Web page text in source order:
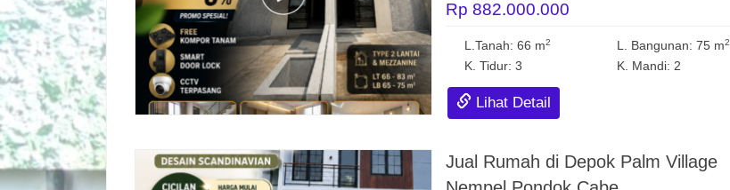
Rp 882.000.000
L.Tanah: 66 m2 L. Bangunan: 75 m2
K. Tidur: 3 K. Mandi: 2
Lihat Detail
Jual Rumah di Depok Palm Village